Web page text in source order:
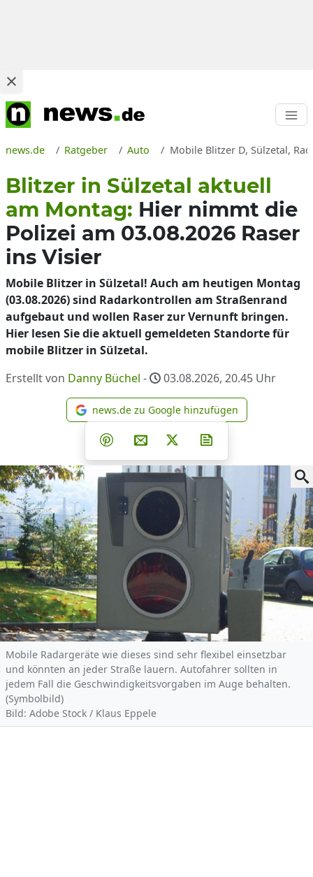
news.de Ratgeber Auto Mobile Blitzer D, Sülzetal,
Blitzer in Sülzetal aktuell
am Montag: Hier nimmt die
Polizei am 03.08.2026 Raser
ins Visier
Mobile Blitzer in Sülzetal! Auch am heutigen Montag
(03.08.2026) sind Radarkontrollen am Straßenrand
aufgebaut und wollen Raser zur Vernunft bringen.
Hier lesen Sie die aktuell gemeldeten Standorte für
mobile Blitzer in Sülzetal.
Erstellt von Danny Büchel - 03.08.2026, 20.45 Uhr
news.de zu Google
news.de zu Google hinzufügen
Teilen auf Facebook
Teilen auf Whatsapp
Teilen auf Telegram
Teilen auf Pinterest
Per E-Mail teilen
Post auf X
Mobile Radargeräte wie dieses sind sehr flexibel einsetzbar
und könnten an jeder Straße lauern. Autofahrer sollten in
jedem Fall die Geschwindigkeitsvorgaben im Auge behalten.
(Symbolbild)
Bild: Adobe Stock / Klaus Eppele